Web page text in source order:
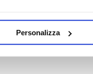
Personalizza